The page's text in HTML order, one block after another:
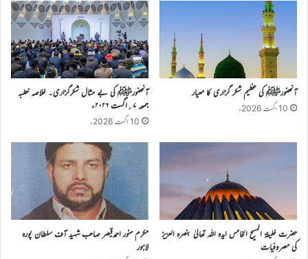
آنحضورﷺ کی عظیم شکر گزاری کا معیار
10 اگست 2026ء
آنحضورﷺ کی بے مثال شکرگزاری۔ خلاصہ خطبہ
جمعہ ۷؍اگست ۲۰۲۶ء
10 اگست 2026ء
حضرت خلیفۃ المسیح الخامس ایدہ اللہ تعالیٰ بنصرہ العزیز
کی مصروفیات
مکرم منور احمدقیصر صاحب شہید آف سلطان پورہ
لاہور